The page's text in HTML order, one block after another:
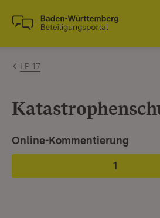
Zum Inhalt springen
Link zur Startseite
LP 17
Phase
1
:
Ist ausgewählt.
Online-Kommentierung